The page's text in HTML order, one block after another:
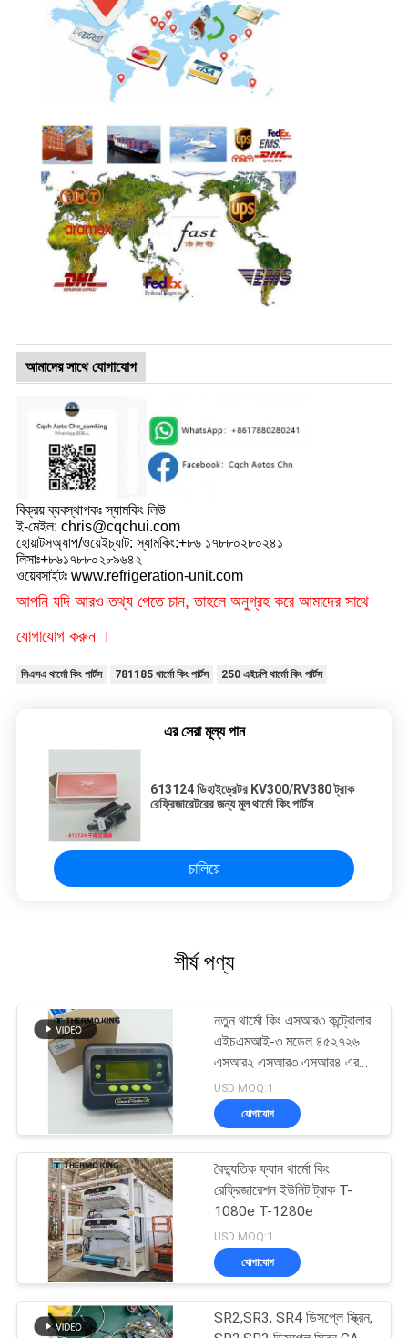
আমাদের সাথে যোগাযোগ
বিক্রয় ব্যবস্থাপকঃ স্যামকিং লিউ
ই-মেইল: chris@cqchui.com
হোয়াটসঅ্যাপ/ওয়েইচ্যাট: স্যামকিং:+৮৬ ১৭৮৮০২৮০২৪১
লিসাঃ+৮৬১৭৮৮০২৮৯৬৪২
ওয়েবসাইটঃ www.refrigeration-unit.com
আপনি যদি আরও তথ্য পেতে চান, তাহলে অনুগ্রহ করে আমাদের সাথে
যোগাযোগ করুন ।
সিএসএ থার্মো কিং পার্টস 781185 থার্মো কিং পার্টস 250 এইচপি থার্মো কিং পার্টস
এর সেরা মূল্য পান
613124 ডিহাইড্রেটর KV300/RV380 ট্রাক
রেফ্রিজারেটরের জন্য মূল থার্মো কিং পার্টস
চালিয়ে
শীর্ষ পণ্য
নতুন থার্মো কিং এসআর৩ কন্ট্রোলার
এইচএমআই-৩ মডেল ৪৫২৭২৬
এসআর২ এসআর৩ এসআর৪ এর
জন্য মেরামত পরিষেবা সহ
USD MOQ:1
যোগাযোগ
বৈদ্যুতিক ফ্যান থার্মো কিং
রেফ্রিজারেশন ইউনিট ট্রাক T-
1080e T-1280e
USD MOQ:1
যোগাযোগ
SR2,SR3, SR4 ডিসপ্লে স্ক্রিন,